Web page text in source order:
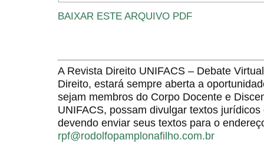
BAIXAR ESTE ARQUIVO PDF
A Revista Direito UNIFACS – Debate
Direito, estará sempre aberta a
sejam membros do Corpo Docente e
UNIFACS, possam divulgar textos
devendo enviar seus textos para o
rpf@rodolfopamplonafilho.com.br